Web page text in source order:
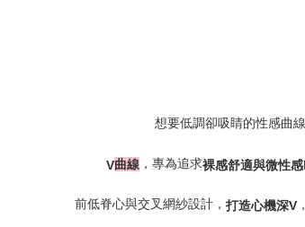
想要低調卻吸睛的性感曲
V曲線 ，專為追求裸感舒適與微性感
前低脊心與交叉網紗設計， 打造心機深V